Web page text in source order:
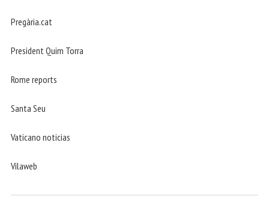
Pregària.cat
President Quim Torra
Rome reports
Santa Seu
Vaticano noticias
Vilaweb